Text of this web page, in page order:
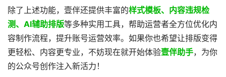
除了上述功能，壹伴还提供丰富的样式模板、内容违规检
测、AI辅助排版等多种实用工具，帮助运营者全方位优化内
容制作流程，提升账号运营效率。如果你也希望让排版变得
更轻松、内容更专业，不妨现在就开始体验壹伴助手，为你
的公众号创作注入新活力！